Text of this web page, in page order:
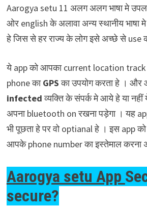
Aarogya setu 11 अलग अलग भाषा मे
ओर english के अलावा अन्य स्थानीय
हे जिस से हर राज्य के लोग इसे अच्छे से use
ये app को आपका current location
phone काGPSका उपयोग करता हे । और
infectedव्यक्ति के संपर्क मे आये हे या
अपना bluetooth on रखना पड़ेगा । यह
भी पूछता हे पर वो optianal हे । इस app
आपके phone number का इस्तेमाल करना
Aarogya setu App
secure?